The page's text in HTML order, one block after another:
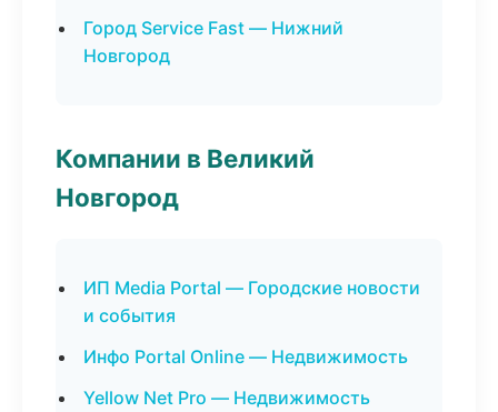
Город Service Fast — Нижний
Новгород
Компании в Великий
Новгород
ИП Media Portal — Городские новости
и события
Инфо Portal Online — Недвижимость
Yellow Net Pro — Недвижимость